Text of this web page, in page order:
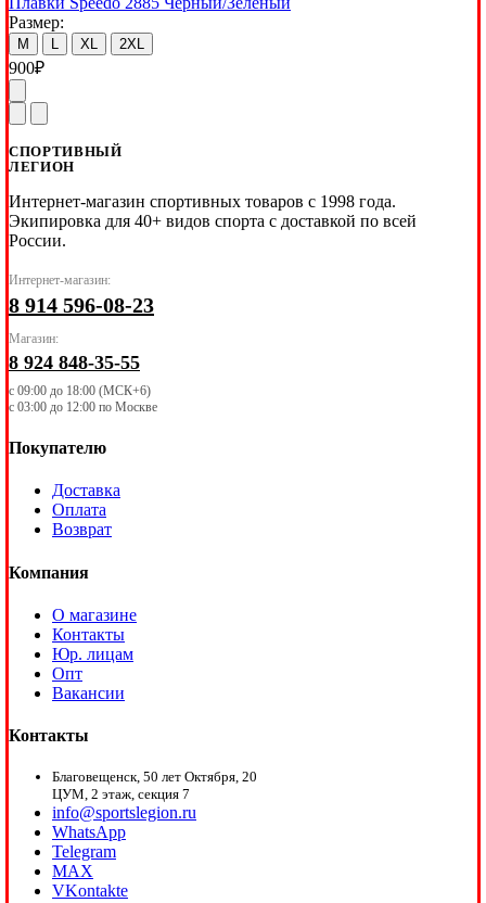
Размер:
M XL 2XL
900₽
СПОРТИВНЫЙ
ЛЕГИОН
Интернет-магазин спортивных товаров с 1998 года.
Экипировка для 40+ видов спорта с доставкой по всей
России.
Интернет-магазин:
8 914 596-08-23
Магазин:
8 924 848-35-55
с 09:00 до 18:00 (МСК+6)
с 03:00 до 12:00 по Москве
Покупателю
Доставка
Оплата
Возврат
Компания
О магазине
Контакты
Юр. лицам
Опт
Вакансии
Контакты
Благовещенск, 50 лет Октября, 20
ЦУМ, 2 этаж, секция 7
info@sportslegion.ru
WhatsApp
Telegram
MAX
VKontakte